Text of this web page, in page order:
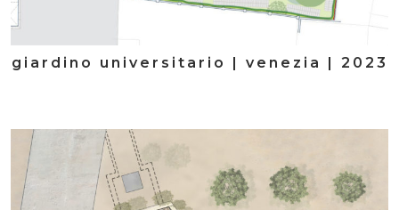
giardino universitario | venezia | 2023